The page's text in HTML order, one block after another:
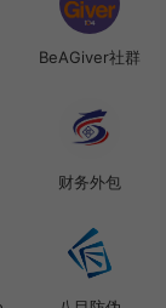
BeAGiver社群
财务外包